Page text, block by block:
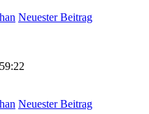
Neuester Beitrag
Neuester Beitrag